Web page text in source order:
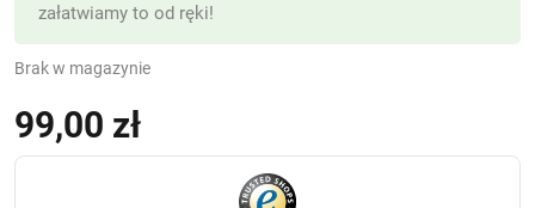
99,00 zł
Brak w magazynie
załatwiamy to od ręki!